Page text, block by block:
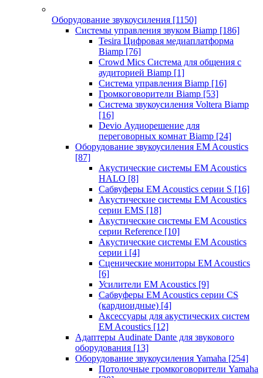
Оборудование звукоусиления [1150]
Системы управления звуком Biamp [186]
Tesira Цифровая медиаплатформа
Biamp [76]
Crowd Mics Система для общения с
аудиторией Biamp [1]
Система управления Biamp [16]
Громкоговорители Biamp [53]
Система звукоусиления Voltera Biamp
[16]
Devio Аудиорешение для
переговорных комнат Biamp [24]
Оборудование звукоусиления EM Acoustics
[87]
Акустические системы EM Acoustics
HALO [8]
Сабвуферы EM Acoustics серии S [16]
Акустические системы EM Acoustics
серии EMS [18]
Акустические системы EM Acoustics
серии Reference [10]
Акустические системы EM Acoustics
серии i [4]
Сценические мониторы EM Acoustics
[6]
Усилители EM Acoustics [9]
Сабвуферы EM Acoustics серии CS
(кардиоидные) [4]
Аксессуары для акустических систем
EM Acoustics [12]
Адаптеры Audinate Dante для звукового
оборудования [13]
Оборудование звукоусиления Yamaha [254]
Потолочные громкоговорители Yamaha